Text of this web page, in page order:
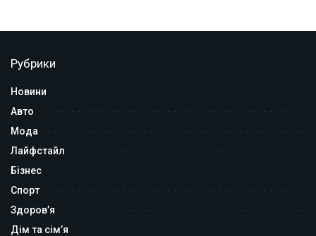
Рубрики
Новини
Авто
Мода
Лайфстайл
Бізнес
Спорт
Здоров’я
Дім та сім’я